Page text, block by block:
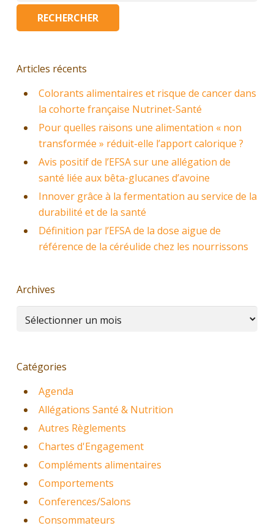
Articles récents
Colorants alimentaires et risque de cancer dans
la cohorte française Nutrinet-Santé
Pour quelles raisons une alimentation « non
transformée » réduit-elle l’apport calorique ?
Avis positif de l’EFSA sur une allégation de
santé liée aux bêta-glucanes d’avoine
Innover grâce à la fermentation au service de la
durabilité et de la santé
Définition par l’EFSA de la dose aigue de
référence de la céréulide chez les nourrissons
Archives
Archives
Catégories
Agenda
Allégations Santé & Nutrition
Autres Règlements
Chartes d'Engagement
Compléments alimentaires
Comportements
Conferences/Salons
Consommateurs